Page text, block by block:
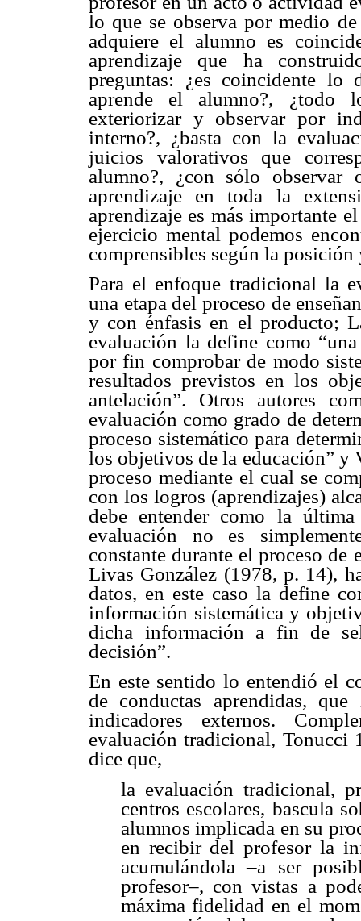
lo que se observa por medio
adquiere el alumno es
aprendizaje que ha
preguntas: ¿es coincidente lo
aprende el alumno?, ¿todo
exteriorizar y observar por
interno?, ¿basta con la
juicios valorativos que
alumno?, ¿con sólo
aprendizaje en toda la
aprendizaje es más importante
ejercicio mental podemos
comprensibles según la
Para el enfoque tradicional la
una etapa del proceso de
y con énfasis en el producto;
evaluación la define como
por fin comprobar de modo
resultados previstos en los
antelación”. Otros autores
evaluación como grado de
proceso sistemático para
los objetivos de la educación”
proceso mediante el cual se
con los logros (aprendizajes)
debe entender como la
evaluación no es
constante durante el proceso de
Livas González (1978, p. 14),
datos, en este caso la define
información sistemática y
dicha información a fin de
decisión”.
En este sentido lo entendió el
de conductas aprendidas,
indicadores externos.
evaluación tradicional, Tonucci
dice que,
la evaluación tradicional,
centros escolares, bascula
alumnos implicada en su
en recibir del profesor la
acumulándola –a ser
profesor–, con vistas a
máxima fidelidad en el